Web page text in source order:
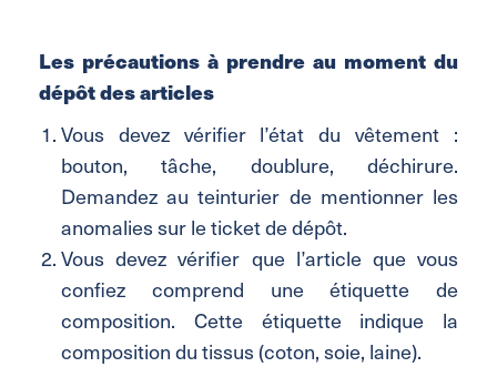
Les précautions à prendre au moment du
dépôt des articles
Vous devez vérifier l’état du vêtement :
bouton, tâche, doublure, déchirure.
Demandez au teinturier de mentionner les
anomalies sur le ticket de dépôt.
Vous devez vérifier que l’article que vous
confiez comprend une étiquette de
composition. Cette étiquette indique la
composition du tissus (coton, soie, laine).